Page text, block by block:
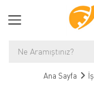
Ana Sayfa